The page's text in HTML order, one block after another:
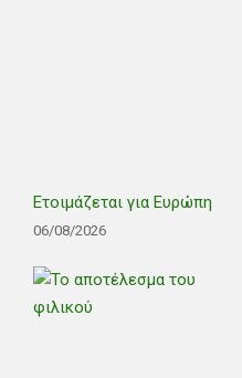
Ετοιμάζεται για Ευρώπη
06/08/2026